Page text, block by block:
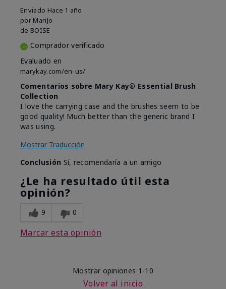
Enviado Hace 1 año
por MariJo
de BOISE
Comprador verificado
Evaluado en
marykay.com/en-us/
Comentarios sobre Mary Kay® Essential Brush
Collection
I love the carrying case and the brushes seem to be
good quality! Much better than the generic brand I
was using.
Mostrar Traducción
Conclusión Sí, recomendaría a un amigo
¿Le ha resultado útil esta
opinión?
9 0
Marcar esta opinión
Mostrar opiniones 1-10
Volver al inicio